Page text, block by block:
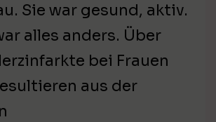
Sie war gesund, aktiv.
alles anders. Über
bei Frauen
aus der